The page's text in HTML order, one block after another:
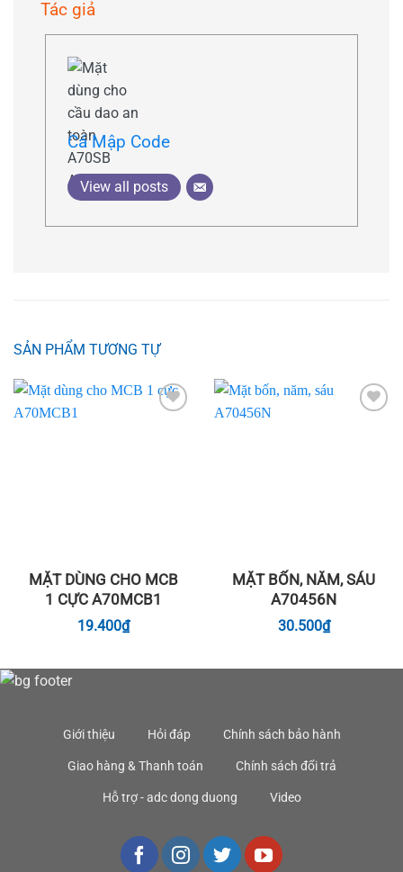
Tác giả
Cá Mập Code
View all posts
SẢN PHẨM TƯƠNG TỰ
MẶT DÙNG CHO MCB
1 CỰC A70MCB1
19.400₫
MẶT BỐN, NĂM, SÁU
A70456N
30.500₫
Giới thiệu Hỏi đáp Chính sách bảo hành
Giao hàng & Thanh toán Chính sách đổi trả
Hỗ trợ - adc dong duong Video